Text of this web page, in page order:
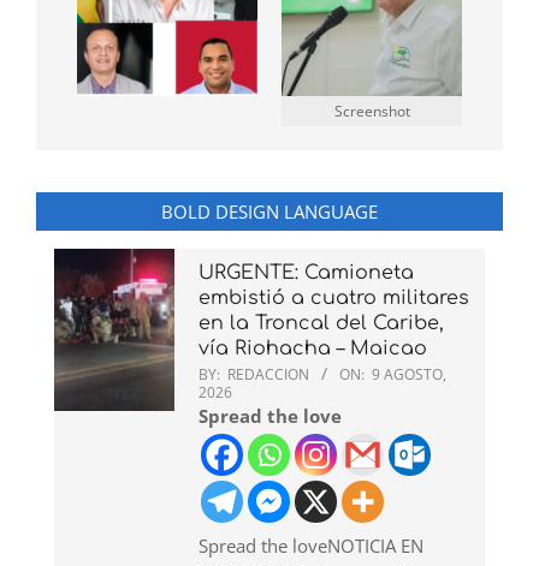
Screenshot
BOLD DESIGN LANGUAGE
URGENTE: Camioneta
embistió a cuatro militares
en la Troncal del Caribe,
vía Riohacha – Maicao
BY: REDACCION ON: 9 AGOSTO,
2026
Spread the love
Spread the loveNOTICIA EN